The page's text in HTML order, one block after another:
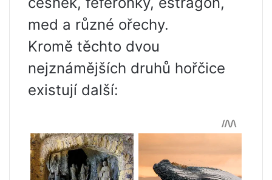
med a různé ořechy.
Kromě těchto dvou
nejznámějších druhů hořčice
existují další: